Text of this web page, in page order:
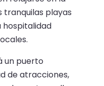
tranquilas playas
un puerto
de atracciones,